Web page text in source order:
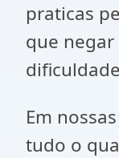
praticas
que negar
Em
tudo o